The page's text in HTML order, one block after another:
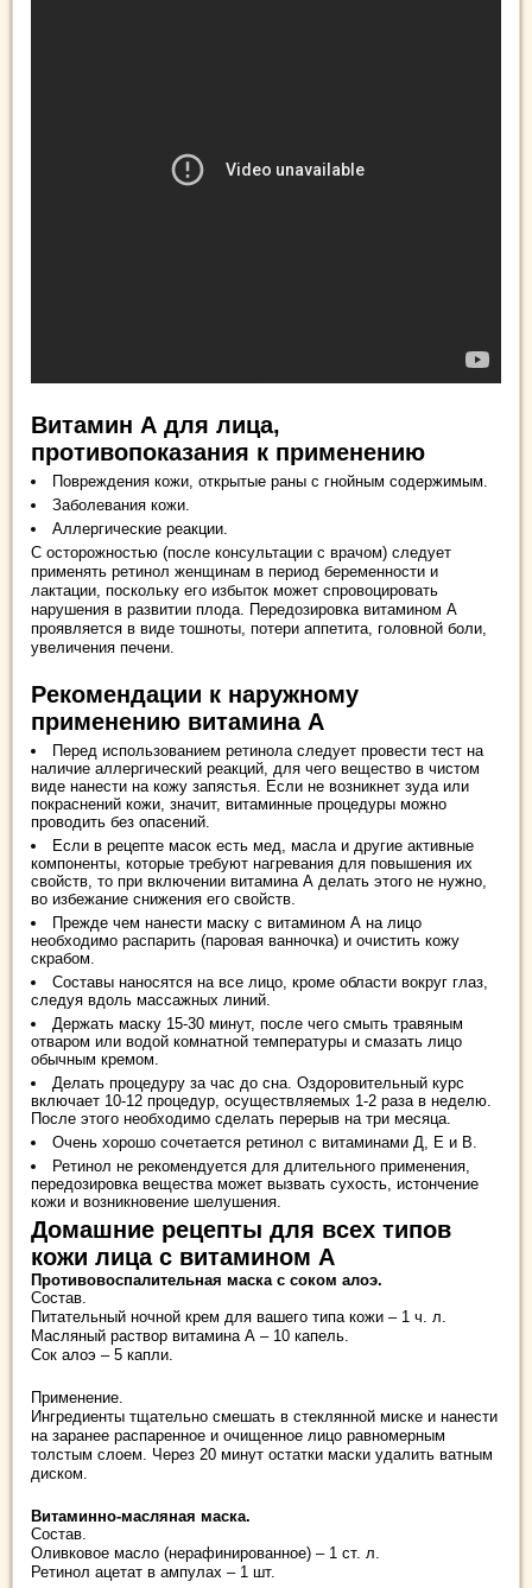
Витамин А для лица,
противопоказания к применению
Повреждения кожи, открытые раны с гнойным содержимым.
Заболевания кожи.
Аллергические реакции.
С осторожностью (после консультации с врачом) следует
применять ретинол женщинам в период беременности и
лактации, поскольку его избыток может спровоцировать
нарушения в развитии плода. Передозировка витамином А
проявляется в виде тошноты, потери аппетита, головной боли,
увеличения печени.
Рекомендации к наружному
применению витамина А
Перед использованием ретинола следует провести тест на
наличие аллергический реакций, для чего вещество в чистом
виде нанести на кожу запястья. Если не возникнет зуда или
покраснений кожи, значит, витаминные процедуры можно
проводить без опасений.
Если в рецепте масок есть мед, масла и другие активные
компоненты, которые требуют нагревания для повышения их
свойств, то при включении витамина А делать этого не нужно,
во избежание снижения его свойств.
Прежде чем нанести маску с витамином А на лицо
необходимо распарить (паровая ванночка) и очистить кожу
скрабом.
Составы наносятся на все лицо, кроме области вокруг глаз,
следуя вдоль массажных линий.
Держать маску 15-30 минут, после чего смыть травяным
отваром или водой комнатной температуры и смазать лицо
обычным кремом.
Делать процедуру за час до сна. Оздоровительный курс
включает 10-12 процедур, осуществляемых 1-2 раза в неделю.
После этого необходимо сделать перерыв на три месяца.
Очень хорошо сочетается ретинол с витаминами Д, Е и В.
Ретинол не рекомендуется для длительного применения,
передозировка вещества может вызвать сухость, истончение
кожи и возникновение шелушения.
Домашние рецепты для всех типов
кожи лица с витамином А
Противовоспалительная маска с соком алоэ.
Состав.
Питательный ночной крем для вашего типа кожи – 1 ч. л.
Масляный раствор витамина А – 10 капель.
Сок алоэ – 5 капли.
Применение.
Ингредиенты тщательно смешать в стеклянной миске и нанести
на заранее распаренное и очищенное лицо равномерным
толстым слоем. Через 20 минут остатки маски удалить ватным
диском.
Витаминно-масляная маска.
Состав.
Оливковое масло (нерафинированное) – 1 ст. л.
Ретинол ацетат в ампулах – 1 шт.